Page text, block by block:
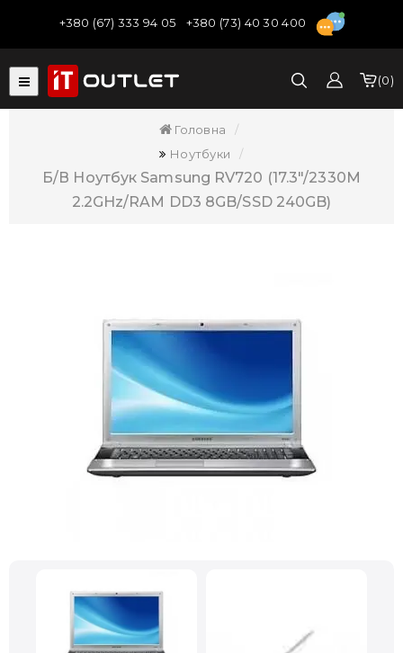
+380 (67) 333 94 05 +380 (73) 40 30 400
0
Головна
Ноутбуки
Б/В Ноутбук Samsung RV720 (17.3"/2330M
2.2GHz/RAM DD3 8GB/SSD 240GB)